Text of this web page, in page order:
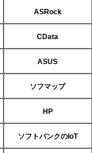
ASRock
CData
ASUS
ソフマップ
HP
ソフトバンクのIoT